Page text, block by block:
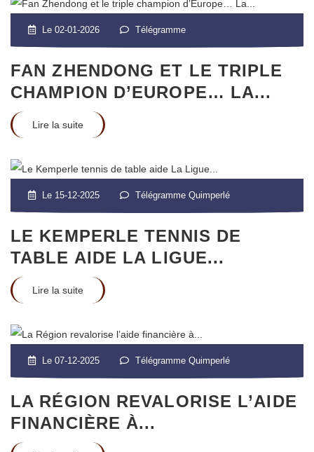
Le 02-01-2026 Télégramme
FAN ZHENDONG ET LE TRIPLE
CHAMPION D’EUROPE… LA...
Lire la suite
Le 15-12-2025 Télégramme Quimperlé
LE KEMPERLE TENNIS DE
TABLE AIDE LA LIGUE...
Lire la suite
Le 07-12-2025 Télégramme Quimperlé
LA RÉGION REVALORISE L’AIDE
FINANCIÈRE À...